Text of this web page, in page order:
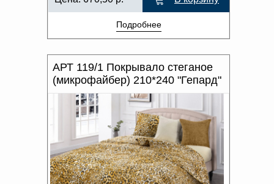
Подробнее
АРТ 119/1 Покрывало стеганое
(микрофайбер) 210*240 "Гепард"